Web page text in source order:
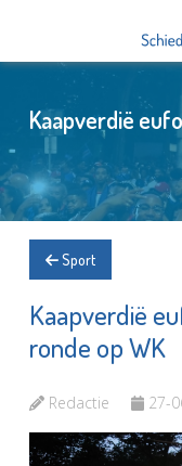
Kaapverdië
Sport
Kaapverdië
ronde op WK
Redactie 27-